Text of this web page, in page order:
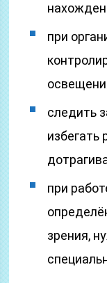
при
следить
избегать
при
зрения,